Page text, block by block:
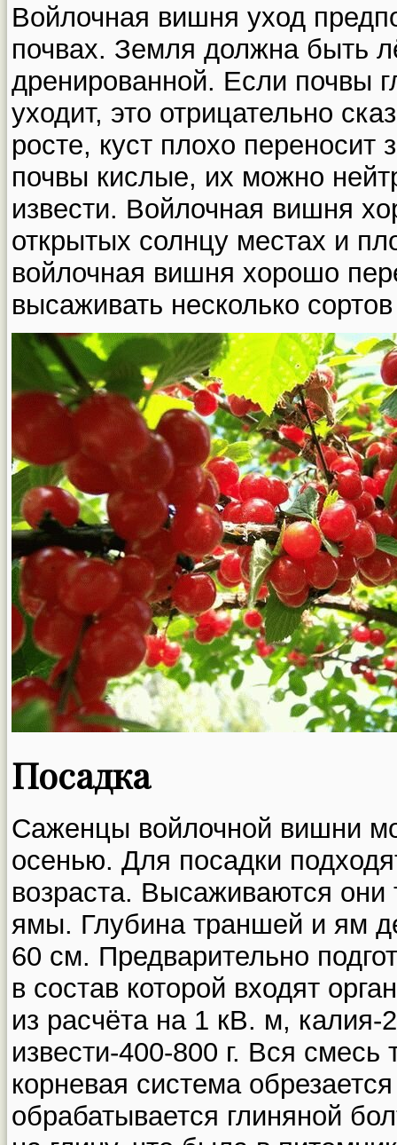
Войлочная вишня уход
почвах. Земля должна быть
дренированной. Если почвы
уходит, это отрицательно
росте, куст плохо
почвы кислые, их можно
извести. Войлочная вишня
открытых солнцу местах и
войлочная вишня хорошо
высаживать несколько
Посадка
Саженцы войлочной вишни
осенью. Для посадки
возраста. Высаживаются
ямы. Глубина траншей и ям
60 см. Предварительно
в состав которой входят
из расчёта на 1 кВ. м, калия-
извести-400-800 г. Вся
корневая система
обрабатывается глиняной